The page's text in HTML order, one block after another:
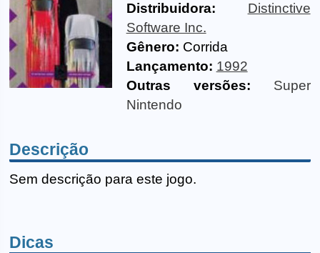
Distribuidora:
Distinctive
Software Inc.
Gênero: Corrida
Lançamento: 1992
Outras versões:
Super
Nintendo
Descrição
Sem descrição para este jogo.
Dicas